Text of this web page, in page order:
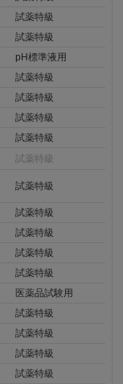
試薬特級
試薬特級
pH標準液用
試薬特級
試薬特級
試薬特級
試薬特級
試薬特級
試薬特級
試薬特級
試薬特級
試薬特級
試薬特級
医薬品試験用
試薬特級
試薬特級
試薬特級
試薬特級